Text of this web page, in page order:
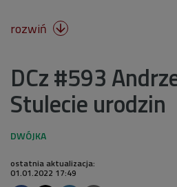
rozwiń 
DCz #593
Stulecie urodzin
ostatnia aktualizacja:
01.01.2022 17:49